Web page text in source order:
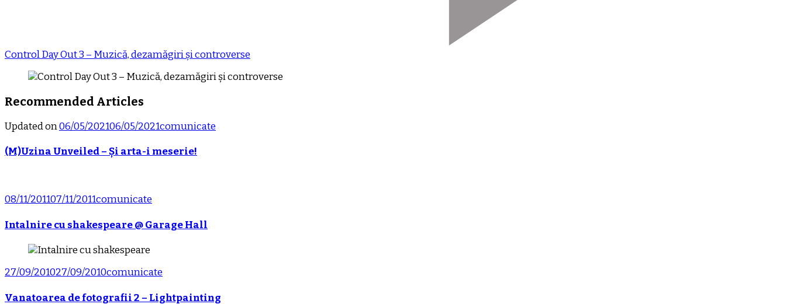
Control Day Out 3 – Muzică, dezamăgiri și controverse
Recommended Articles
Updated on06/05/202106/05/2021comunicate
(M)Uzina Unveiled – Și arta-i meserie!
08/11/201107/11/2011comunicate
Intalnire cu shakespeare @ Garage Hall
27/09/201027/09/2010comunicate
Vanatoarea de fotografii 2 – Lightpainting